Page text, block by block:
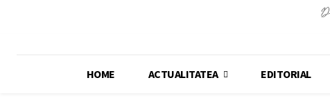
HOME ACTUALITATEA EDITORIAL